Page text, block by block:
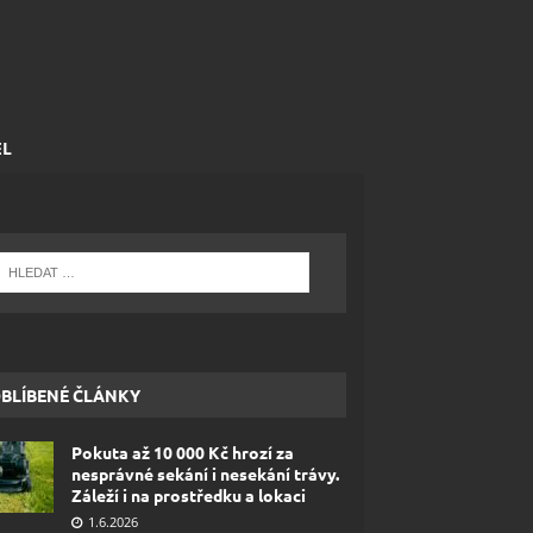
ČLÁNKY
Pokuta až 10 000 Kč hrozí za
nesprávné sekání i nesekání trávy.
Záleží i na prostředku a lokaci
1.6.2026